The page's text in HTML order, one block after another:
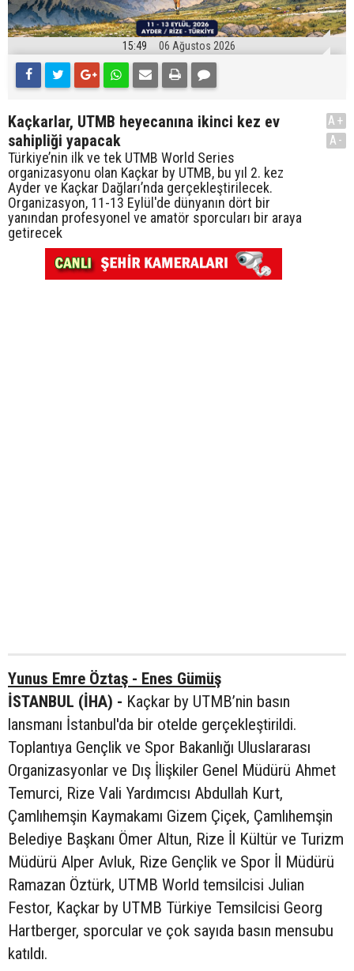
15:49 06 Ağustos 2026
Kaçkarlar, UTMB heyecanına ikinci kez ev
sahipliği yapacak
Türkiye’nin ilk ve tek UTMB World Series
organizasyonu olan Kaçkar by UTMB, bu yıl 2. kez
Ayder ve Kaçkar Dağları’nda gerçekleştirilecek.
Organizasyon, 11-13 Eylül'de dünyanın dört bir
yanından profesyonel ve amatör sporcuları bir araya
getirecek
A+
A-
Yunus Emre Öztaş - Enes Gümüş
İSTANBUL (İHA) - Kaçkar by UTMB’nin basın
lansmanı İstanbul'da bir otelde gerçekleştirildi.
Toplantıya Gençlik ve Spor Bakanlığı Uluslararası
Organizasyonlar ve Dış İlişkiler Genel Müdürü Ahmet
Temurci, Rize Vali Yardımcısı Abdullah Kurt,
Çamlıhemşin Kaymakamı Gizem Çiçek, Çamlıhemşin
Belediye Başkanı Ömer Altun, Rize İl Kültür ve Turizm
Müdürü Alper Avluk, Rize Gençlik ve Spor İl Müdürü
Ramazan Öztürk, UTMB World temsilcisi Julian
Festor, Kaçkar by UTMB Türkiye Temsilcisi Georg
Hartberger, sporcular ve çok sayıda basın mensubu
katıldı.